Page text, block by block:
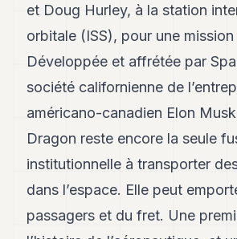
et Doug Hurley, à la station
orbitale (ISS), pour une
Développée et affrétée par
société californienne de
américano-canadien Elon
Dragon reste encore la seule
institutionnelle à transporter
dans l’espace. Elle peut
passagers et du fret. Une